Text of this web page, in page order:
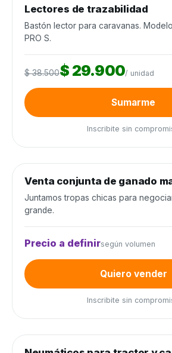
Lectores de trazabilidad
Bastón lector para caravanas.
PRO S.
$ 38.500$ 29.900/ unidad
Sumarme
Inscribite sin
Venta conjunta
Venta conjunta de ganado
Juntamos tropas chicas para
grande.
Precio a definirsegún volumen
Quiero vender
Inscribite sin
Neumáticos y baterías